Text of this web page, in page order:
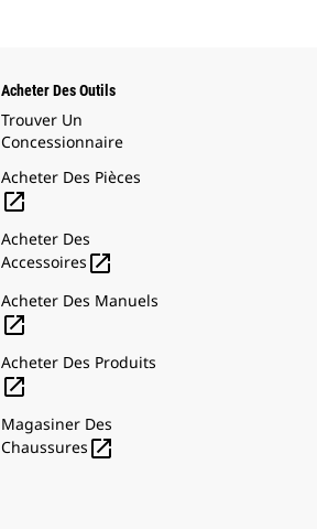
Acheter Des Outils
Trouver Un
Concessionnaire
Acheter Des Pièces

Acheter Des
Accessoires 
Acheter Des Manuels

Acheter Des Produits

Magasiner Des
Chaussures 